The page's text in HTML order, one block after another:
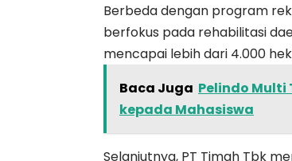
Berbeda dengan program
berfokus pada rehabilitasi
mencapai lebih dari 4.000
Baca Juga Pelindo Multi
kepada Mahasiswa
Selanjutnya, PT Timah Tbk